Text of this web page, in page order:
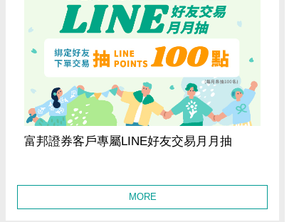
富邦證券客戶專屬LINE好友交易月月抽
MORE